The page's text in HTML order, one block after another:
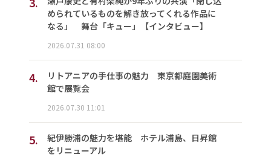
められているものを解き放ってくれる作品に
なる」 舞台「キュー」【インタビュー】
2026.07.31 08:00
4.
リトアニアの手仕事の魅力 東京都庭園美術
館で展覧会
2026.07.30 11:01
5.
紀伊勝浦の魅力を堪能 ホテル浦島、日昇館
をリニューアル